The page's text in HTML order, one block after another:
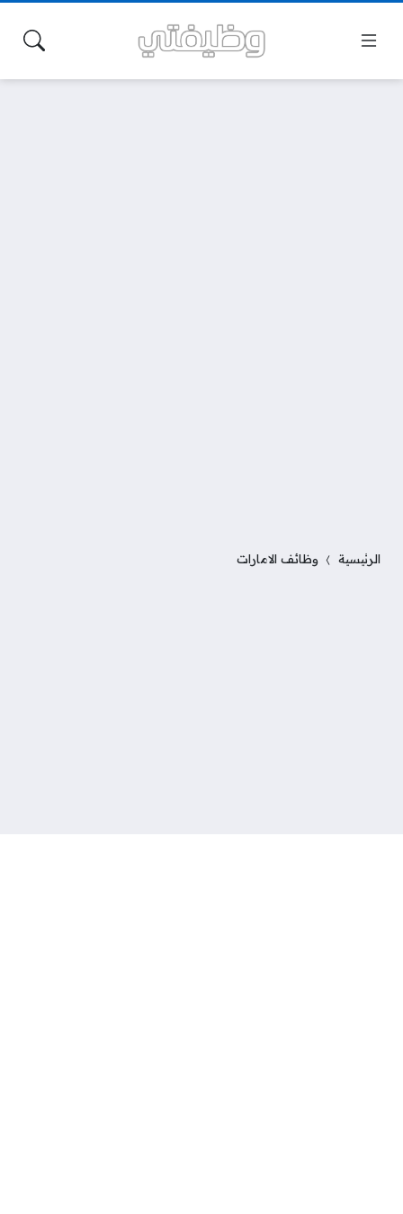
الرئيسية وظائف الامارات